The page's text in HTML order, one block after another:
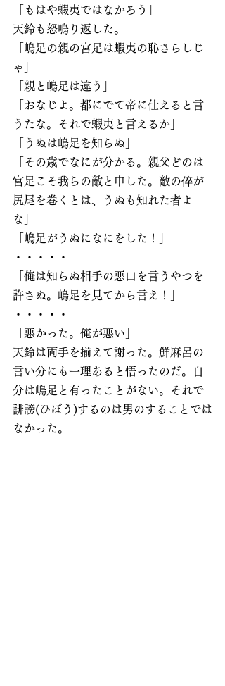
「もはや蝦夷ではなかろう」
天鈴も怒鳴り返した。
「嶋足の親の宮足は蝦夷の恥さらしじ
ゃ」
「親と嶋足は違う」
「おなじよ。都にでて帝に仕えると言
うたな。それで蝦夷と言えるか」
「うぬは嶋足を知らぬ」
「その歳でなにが分かる。親父どのは
宮足こそ我らの敵と申した。敵の倅が
尻尾を巻くとは、うぬも知れた者よ
な」
「嶋足がうぬになにをした！」
・・・・・
「俺は知らぬ相手の悪口を言うやつを
許さぬ。嶋足を見てから言え！」
・・・・・
「悪かった。俺が悪い」
天鈴は両手を揃えて謝った。鮮麻呂の
言い分にも一理あると悟ったのだ。自
分は嶋足と有ったことがない。それで
誹謗(ひぼう)するのは男のすることでは
なかった。